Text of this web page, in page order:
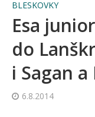
BLESKOVKY
Esa
do
i Sagan
6.8.2014